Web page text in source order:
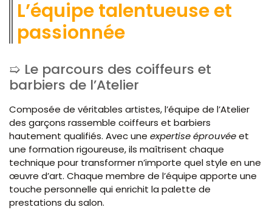
L’équipe talentueuse et
passionnée
Le parcours des coiffeurs et
barbiers de l’Atelier
Composée de véritables artistes, l’équipe de l’Atelier
des garçons rassemble coiffeurs et barbiers
hautement qualifiés. Avec une expertise éprouvéeet
une formation rigoureuse, ils maîtrisent chaque
technique pour transformer n’importe quel style en une
œuvre d’art. Chaque membre de l’équipe apporte une
touche personnelle qui enrichit la palette de
prestations du salon.